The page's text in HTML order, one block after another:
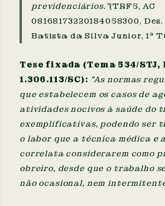
previdenciários."(TRF5, AC
08168173220184058300,
Batista da Silva Junior, 1ª
Tese fixada (Tema 534/STJ,
1.306.113/SC): "As normas
que estabelecem os casos de
atividades nocivos à saúde do
exemplificativas, podendo ser
o labor que a técnica médica e
correlata considerarem como
obreiro, desde que o trabalho
não ocasional, nem